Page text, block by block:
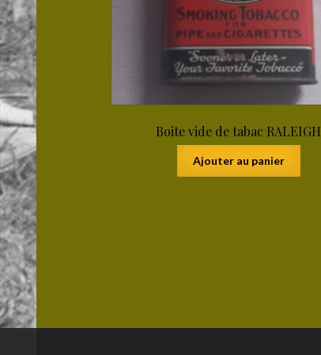
Boite vide de tabac RALEIGH
Ajouter au panier